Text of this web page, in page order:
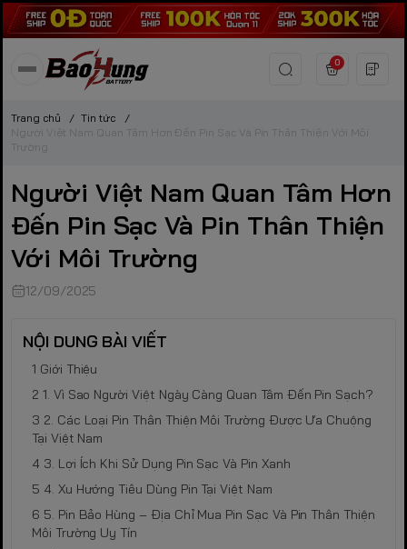
0
Trang chủ / Tin tức
/
Người Việt Nam Quan Tâm Hơn Đến Pin Sạc Và Pin Thân Thiện Với Môi
Trường
Người Việt Nam Quan Tâm Hơn
Đến Pin Sạc Và Pin Thân Thiện
Với Môi Trường
12/09/2025
NỘI DUNG BÀI VIẾT
Giới Thiệu
1. Vì Sao Người Việt Ngày Càng Quan Tâm Đến Pin Sạch?
2. Các Loại Pin Thân Thiện Môi Trường Được Ưa Chuộng
Tại Việt Nam
3. Lợi Ích Khi Sử Dụng Pin Sạc Và Pin Xanh
4. Xu Hướng Tiêu Dùng Pin Tại Việt Nam
5. Pin Bảo Hùng – Địa Chỉ Mua Pin Sạc Và Pin Thân Thiện
Môi Trường Uy Tín